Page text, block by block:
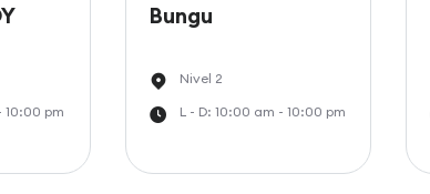
10:00 pm
Bungu
Nivel 2
L - D: 10:00 am - 10:00 pm